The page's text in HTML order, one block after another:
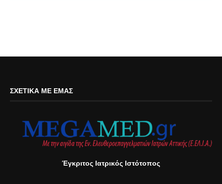
ΣΧΕΤΙΚΆ ΜΕ ΕΜΆΣ
Έγκριτος Ιατρικός Ιστότοπος